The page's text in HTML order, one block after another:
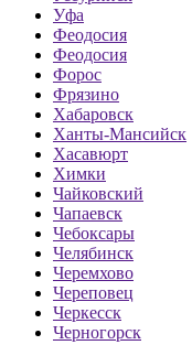
Уфа
Феодосия
Феодосия
Форос
Фрязино
Хабаровск
Ханты-Мансийск
Хасавюрт
Химки
Чайковский
Чапаевск
Чебоксары
Челябинск
Черемхово
Череповец
Черкесск
Черногорск